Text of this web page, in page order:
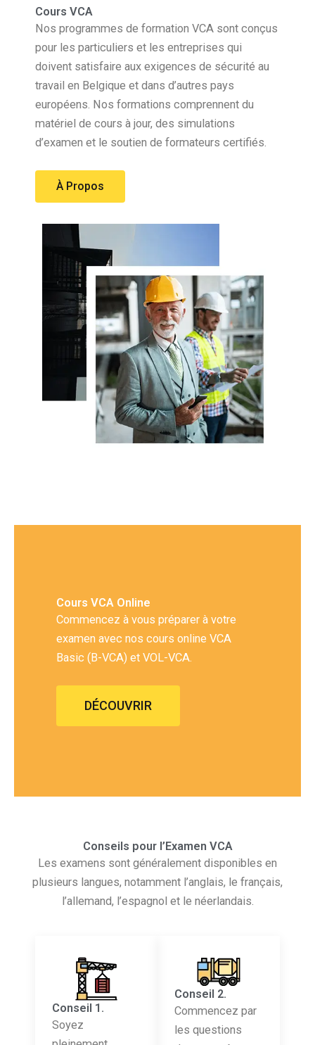
Cours VCA
Nos programmes de formation VCA sont conçus
pour les particuliers et les entreprises qui
doivent satisfaire aux exigences de sécurité au
travail en Belgique et dans d’autres pays
européens. Nos formations comprennent du
matériel de cours à jour, des simulations
d’examen et le soutien de formateurs certifiés.
À Propos
Cours VCA Online
Commencez à vous préparer à votre
examen avec nos cours online VCA
Basic (B-VCA) et VOL-VCA.
DÉCOUVRIR
Conseils pour l’Examen VCA
Les examens sont généralement disponibles en
plusieurs langues, notamment l’anglais, le français,
l’allemand, l’espagnol et le néerlandais.
Conseil 1.
Soyez
Conseil 2.
Commencez par
les questions